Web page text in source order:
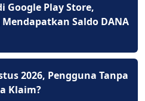
Google Play Store,
Saldo DANA
2026, Pengguna Tanpa
Klaim?